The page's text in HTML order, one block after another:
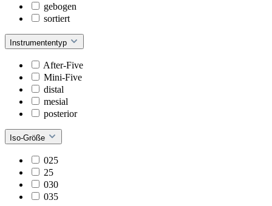
gebogen
sortiert
Instrumententyp
After-Five
Mini-Five
distal
mesial
posterior
Iso-Größe
025
25
030
035